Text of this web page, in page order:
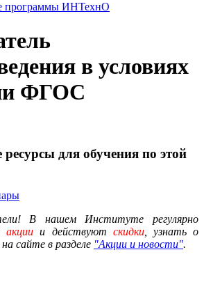
программы ИНТехнО
в условиях
ФГОС
для обучения по этой
В нашем Институте регулярно
акции и действуют скидки, узнать о
сайте в разделе "Акции и новости".